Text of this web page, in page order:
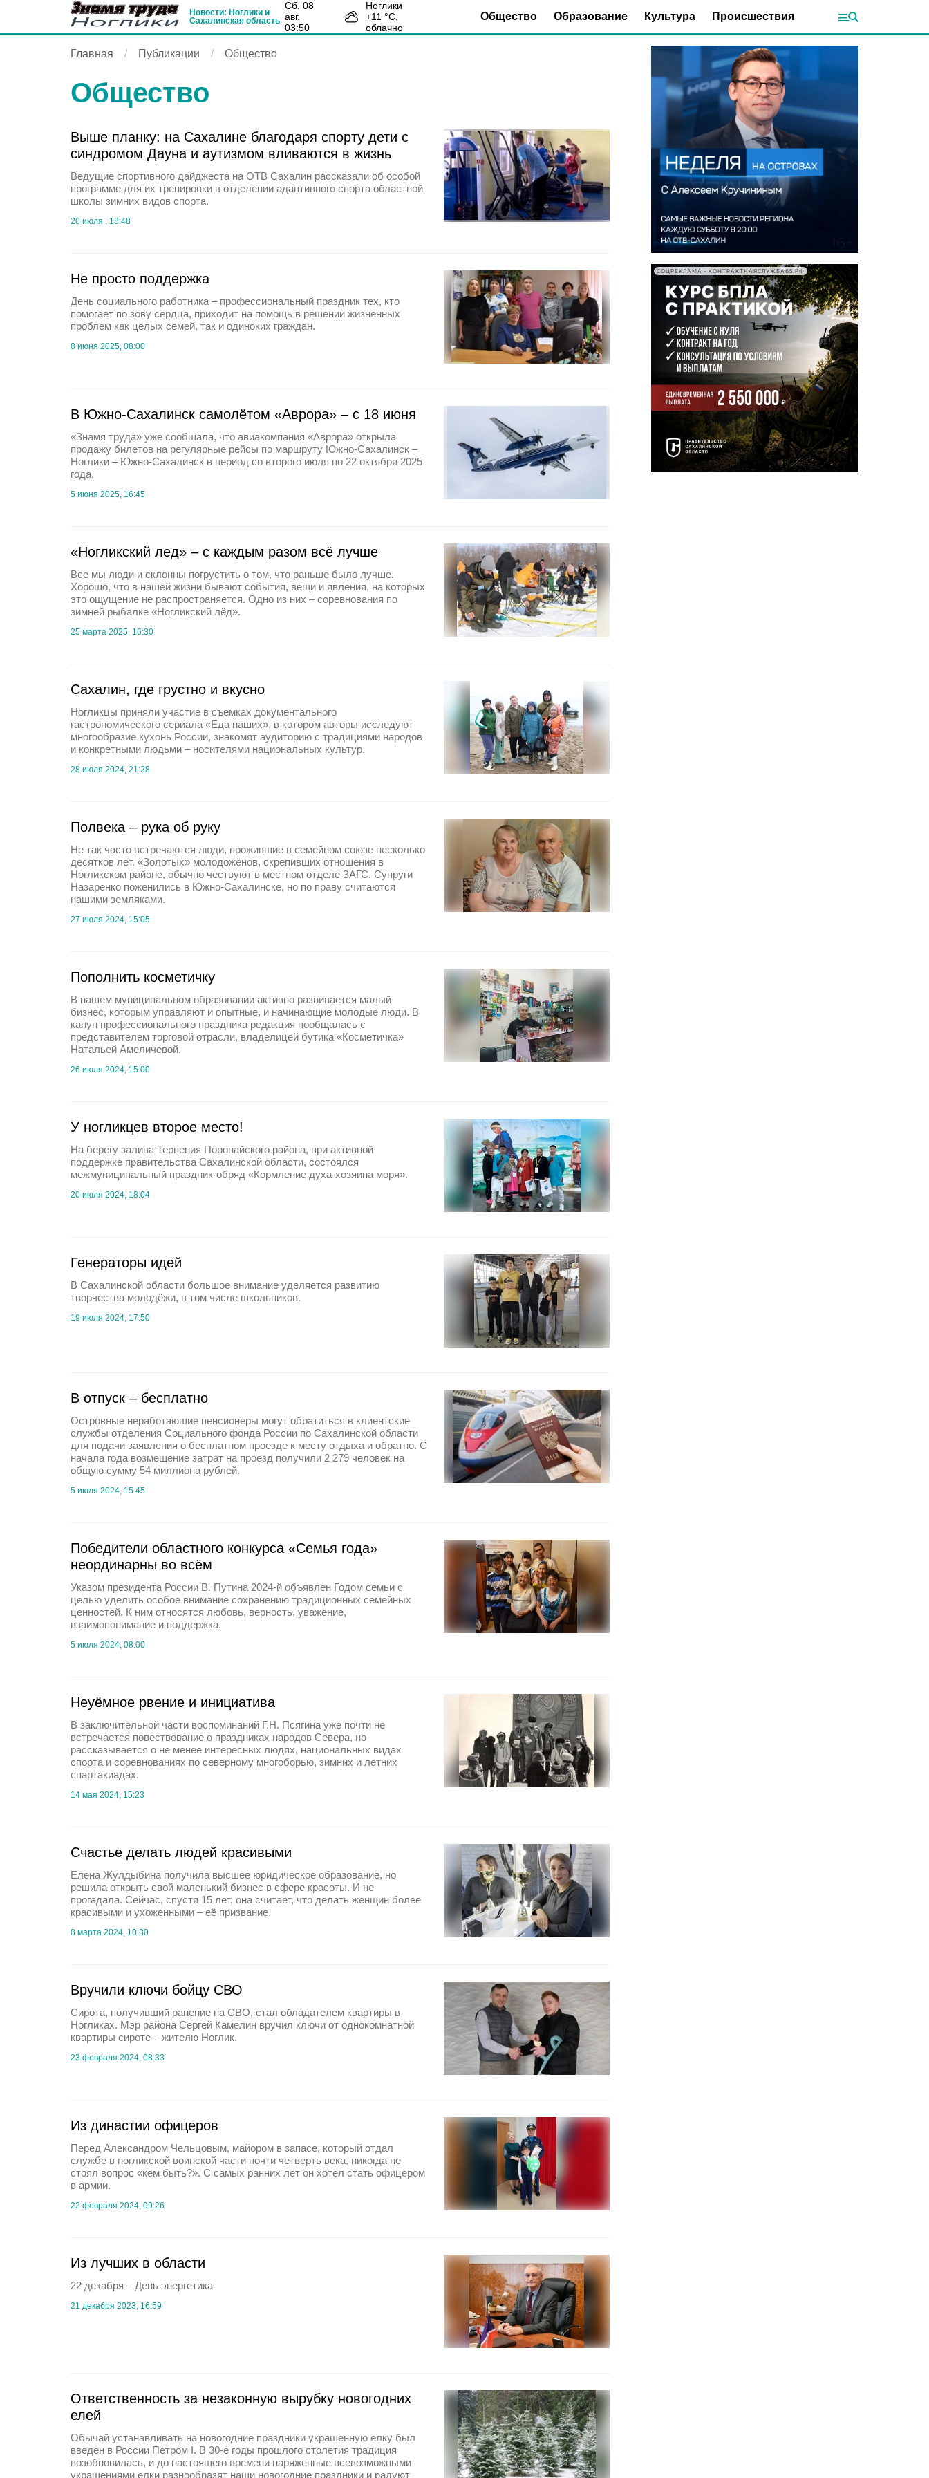
Новости: Ноглики и
Сахалинская область
сб, 08
авг.
03:50
Ноглики
+11 °С,
облачно
Общество Образование Культура Происшествия
Главная Публикации Общество
Общество
Выше планку: на Сахалине благодаря спорту дети с
синдромом Дауна и аутизмом вливаются в жизнь
Ведущие спортивного дайджеста на ОТВ Сахалин рассказали об особой
программе для их тренировки в отделении адаптивного спорта областной
школы зимних видов спорта.
20 июля , 18:48
Не просто поддержка
День социального работника – профессиональный праздник тех, кто
помогает по зову сердца, приходит на помощь в решении жизненных
проблем как целых семей, так и одиноких граждан.
8 июня 2025, 08:00
В Южно-Сахалинск самолётом «Аврора» – с 18 июня
«Знамя труда» уже сообщала, что авиакомпания «Аврора» открыла
продажу билетов на регулярные рейсы по маршруту Южно-Сахалинск –
Ноглики – Южно-Сахалинск в период со второго июля по 22 октября 2025
года.
5 июня 2025, 16:45
«Ногликский лед» – с каждым разом всё лучше
Все мы люди и склонны погрустить о том, что раньше было лучше.
Хорошо, что в нашей жизни бывают события, вещи и явления, на которых
это ощущение не распространяется. Одно из них – соревнования по
зимней рыбалке «Ногликский лёд».
25 марта 2025, 16:30
Сахалин, где грустно и вкусно
Ногликцы приняли участие в съемках документального
гастрономического сериала «Еда наших», в котором авторы исследуют
многообразие кухонь России, знакомят аудиторию с традициями народов
и конкретными людьми – носителями национальных культур.
28 июля 2024, 21:28
Полвека – рука об руку
Не так часто встречаются люди, прожившие в семейном союзе несколько
десятков лет. «Золотых» молодожёнов, скрепивших отношения в
Ногликском районе, обычно чествуют в местном отделе ЗАГС. Супруги
Назаренко поженились в Южно-Сахалинске, но по праву считаются
нашими земляками.
27 июля 2024, 15:05
Пополнить косметичку
В нашем муниципальном образовании активно развивается малый
бизнес, которым управляют и опытные, и начинающие молодые люди. В
канун профессионального праздника редакция пообщалась с
представителем торговой отрасли, владелицей бутика «Косметичка»
Натальей Амеличевой.
26 июля 2024, 15:00
У ногликцев второе место!
На берегу залива Терпения Поронайского района, при активной
поддержке правительства Сахалинской области, состоялся
межмуниципальный праздник-обряд «Кормление духа-хозяина моря».
20 июля 2024, 18:04
Генераторы идей
В Сахалинской области большое внимание уделяется развитию
творчества молодёжи, в том числе школьников.
19 июля 2024, 17:50
В отпуск – бесплатно
Островные неработающие пенсионеры могут обратиться в клиентские
службы отделения Социального фонда России по Сахалинской области
для подачи заявления о бесплатном проезде к месту отдыха и обратно. С
начала года возмещение затрат на проезд получили 2 279 человек на
общую сумму 54 миллиона рублей.
5 июля 2024, 15:45
Победители областного конкурса «Семья года»
неординарны во всём
Указом президента России В. Путина 2024-й объявлен Годом семьи с
целью уделить особое внимание сохранению традиционных семейных
ценностей. К ним относятся любовь, верность, уважение,
взаимопонимание и поддержка.
5 июля 2024, 08:00
Неуёмное рвение и инициатива
В заключительной части воспоминаний Г.Н. Псягина уже почти не
встречается повествование о праздниках народов Севера, но
рассказывается о не менее интересных людях, национальных видах
спорта и соревнованиях по северному многоборью, зимних и летних
спартакиадах.
14 мая 2024, 15:23
Счастье делать людей красивыми
Елена Жулдыбина получила высшее юридическое образование, но
решила открыть свой маленький бизнес в сфере красоты. И не
прогадала. Сейчас, спустя 15 лет, она считает, что делать женщин более
красивыми и ухоженными – её призвание.
8 марта 2024, 10:30
Вручили ключи бойцу СВО
Сирота, получивший ранение на СВО, стал обладателем квартиры в
Ногликах. Мэр района Сергей Камелин вручил ключи от однокомнатной
квартиры сироте – жителю Ноглик.
23 февраля 2024, 08:33
Из династии офицеров
Перед Александром Чельцовым, майором в запасе, который отдал
службе в ногликской воинской части почти четверть века, никогда не
стоял вопрос «кем быть?». С самых ранних лет он хотел стать офицером
в армии.
22 февраля 2024, 09:26
Из лучших в области
22 декабря – День энергетика
21 декабря 2023, 16:59
Ответственность за незаконную вырубку новогодних
елей
Обычай устанавливать на новогодние праздники украшенную елку был
введен в России Петром I. В 30-е годы прошлого столетия традиция
возобновилась, и до настоящего времени наряженные всевозможными
украшениями елки разнообразят наши новогодние праздники и радуют
СОЦРЕКЛАМА • КОНТРАКТНАЯСЛУЖБА65.РФ